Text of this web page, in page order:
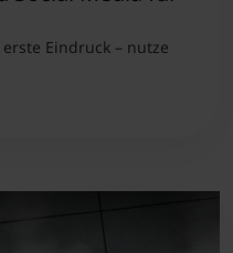
Eindruck – nutze